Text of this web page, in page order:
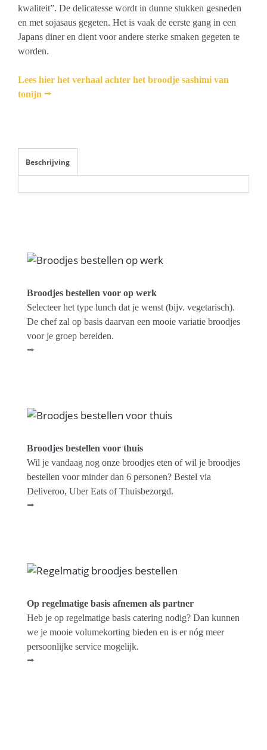
kwaliteit”. De delicatesse wordt in dunne stukken gesneden
en met sojasaus gegeten. Het is vaak de eerste gang in een
Japans diner en dient voor andere sterke smaken gegeten te
worden.
Lees hier het verhaal achter het broodje sashimi van
tonijn ⭢
Beschrijving
Broodjes bestellen voor op werk
Selecteer het type lunch dat je wenst (bijv. vegetarisch).
De chef zal op basis daarvan een mooie variatie broodjes
voor je groep bereiden.
⭢
Broodjes bestellen voor thuis
Wil je vandaag nog onze broodjes eten of wil je broodjes
bestellen voor minder dan 6 personen? Bestel via
Deliveroo, Uber Eats of Thuisbezorgd.
⭢
Op regelmatige basis afnemen als partner
Heb je op regelmatige basis catering nodig? Dan kunnen
we je mooie volumekorting bieden en is er nóg meer
persoonlijke service mogelijk.
⭢